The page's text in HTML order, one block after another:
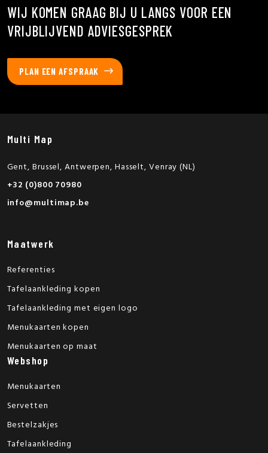
WIJ KOMEN GRAAG BIJ U LANGS VOOR EEN
VRIJBLIJVEND ADVIESGESPREK
PLAN EEN AFSPRAAK
Multi Map
Gent, Brussel, Antwerpen, Hasselt, Venray (NL)
+32 (0)800 70980
info@multimap.be
Maatwerk
Referenties
Tafelaankleding kopen
Tafelaankleding met eigen logo
Menukaarten kopen
Menukaarten op maat
Webshop
Menukaarten
Servetten
Bestelzakjes
Tafelaankleding